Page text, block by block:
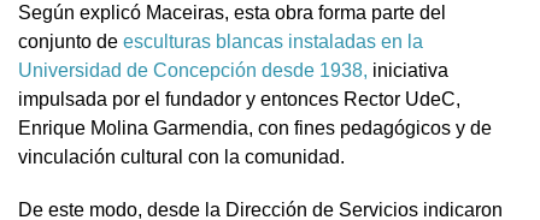
Según explicó Maceiras, esta obra forma parte del
conjunto de esculturas blancas instaladas en la
Universidad de Concepción desde 1938, iniciativa
impulsada por el fundador y entonces Rector UdeC,
Enrique Molina Garmendia, con fines pedagógicos y de
vinculación cultural con la comunidad.
De este modo, desde la Dirección de Servicios indicaron